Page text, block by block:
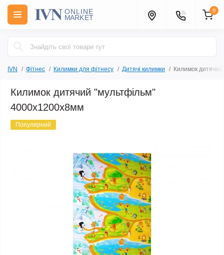
0
IVN Фітнес Килимки для фітнесу Дитячі килимки Килимок
Килимок дитячий "мультфільм"
4000х1200х8мм
Популярний